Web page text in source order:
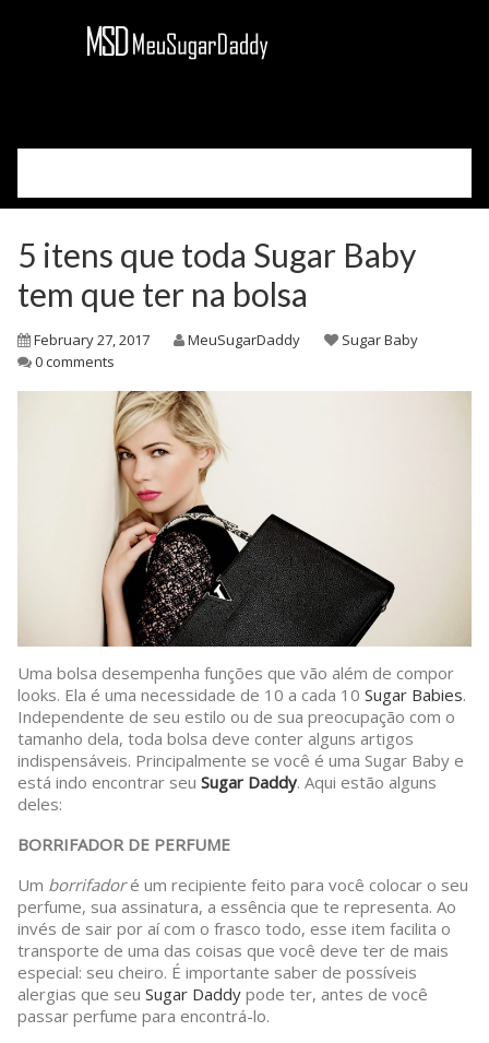
Acessar
Como Funciona
Sobre Nós
Blog
5 itens que toda Sugar Baby
tem que ter na bolsa
February 27, 2017 MeuSugarDaddy
Sugar Baby
0 comments
Uma bolsa desempenha funções que vão além de compor
looks. Ela é uma necessidade de 10 a cada 10 Sugar Babies.
Independente de seu estilo ou de sua preocupação com o
tamanho dela, toda bolsa deve conter alguns artigos
indispensáveis. Principalmente se você é uma Sugar Baby e
está indo encontrar seu Sugar Daddy. Aqui estão alguns
deles:
BORRIFADOR DE PERFUME
Um borrifadoré um recipiente feito para você colocar o seu
perfume, sua assinatura, a essência que te representa. Ao
invés de sair por aí com o frasco todo, esse item facilita o
transporte de uma das coisas que você deve ter de mais
especial: seu cheiro. É importante saber de possíveis
alergias que seu Sugar Daddy pode ter, antes de você
passar perfume para encontrá-lo.